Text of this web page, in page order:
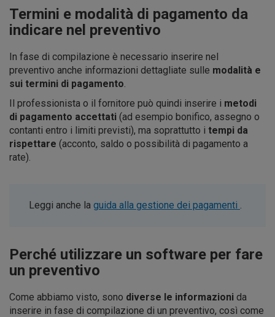
Termini e modalità di pagamento da
indicare nel preventivo
In fase di compilazione è necessario inserire nel
preventivo anche informazioni dettagliate sulle modalità e
sui termini di pagamento
Il professionista o il fornitore può quindi inserire i metodi
di pagamento accettati (ad esempio bonifico, assegno o
contanti entro i limiti previsti), ma soprattutto i tempi da
rispettare (acconto, saldo o possibilità di pagamento a
rate).
Leggi anche la guida alla gestione dei pagamenti
Perché utilizzare un software per fare
un preventivo
Come abbiamo visto, sono diverse le informazioni da
inserire in fase di compilazione di un preventivo, così come